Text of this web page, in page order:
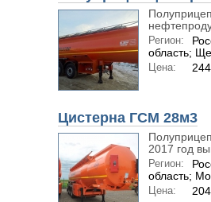
Регион:
область;
Цена:
Цистерна ГСМ 28м3
2017 год
Регион:
область;
Цена: